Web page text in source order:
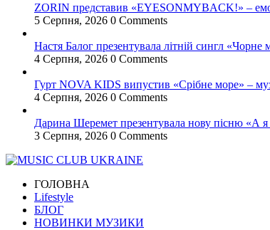
ZORIN представив «EYESONMYBACK!» –
5 Серпня, 2026 0 Comments
Настя Балог презентувала літній сингл
4 Серпня, 2026 0 Comments
Гурт NOVA KIDS випустив «Срібне море» –
4 Серпня, 2026 0 Comments
Дарина Шеремет презентувала нову пісню «А
3 Серпня, 2026 0 Comments
ГОЛОВНА
Lifestyle
БЛОГ
НОВИНКИ МУЗИКИ